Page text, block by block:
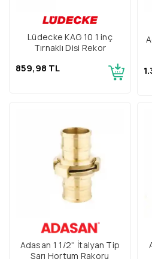
Lüdecke KAG 10 1 inç
Tırnaklı Dişi Rekor
859,98 TL
Adasan 1 1/2'' İtalyan Tip
Sarı Hortum Rakoru